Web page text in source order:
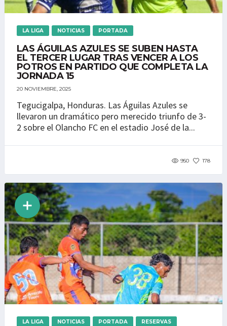
LA LIGA NOTICIAS PORTADA
LAS ÁGUILAS AZULES SE SUBEN HASTA
EL TERCER LUGAR TRAS VENCER A LOS
POTROS EN PARTIDO QUE COMPLETA LA
JORNADA 15
20 NOVIEMBRE, 2025
Tegucigalpa, Honduras. Las Águilas Azules se
llevaron un dramático pero merecido triunfo de 3-
2 sobre el Olancho FC en el estadio José de la...
950 178
LA LIGA NOTICIAS PORTADA RESERVAS